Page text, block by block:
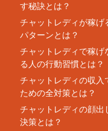
す秘訣とは？
チャットレディが稼げ
パターンとは？
チャットレディで稼げ
る人の行動習慣とは？
チャットレディの収入
ための全対策とは？
チャットレディの顔出
決策とは？